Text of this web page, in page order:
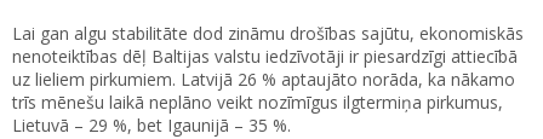
Lai gan algu stabilitāte dod zināmu drošības sajūtu, ekonomiskās
nenoteiktības dēļ Baltijas valstu iedzīvotāji ir piesardzīgi attiecībā
uz lieliem pirkumiem. Latvijā 26 % aptaujāto norāda, ka nākamo
trīs mēnešu laikā neplāno veikt nozīmīgus ilgtermiņa pirkumus,
Lietuvā – 29 %, bet Igaunijā – 35 %.